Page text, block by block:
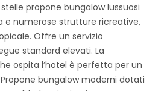
propone bungalow lussuosi
e numerose strutture ricreative,
Offre un servizio
standard elevati. La
ospita l’hotel è perfetta per un
bungalow moderni dotati